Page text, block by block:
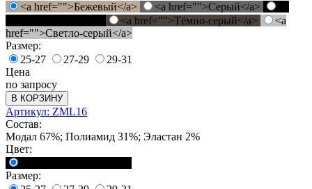
<a href="">Бежевый</a>
<a href="">Серый</a>
<a href="">Тёмно-серый</a>
<a
href="">Светло-серый</a>
Размер:
25-27
27-29
29-31
Цена
по запросу
В КОРЗИНУ
Артикул: ZML16
Состав:
Модал 67%; Полиамид 31%; Эластан 2%
Цвет:
Размер: